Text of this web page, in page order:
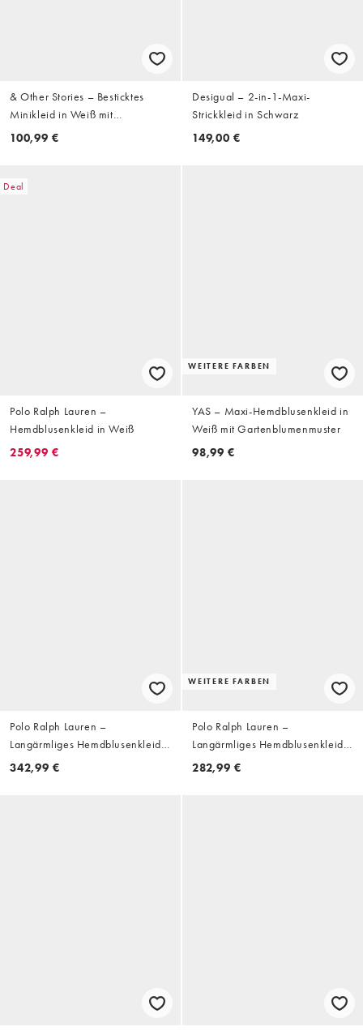
& Other Stories – Besticktes
Minikleid in Weiß mit
gebundener Vorderseite und
100,99 €
Desigual – 2-in-1-Maxi-
Strickkleid in Schwarz
149,00 €
Deal
Polo Ralph Lauren –
Hemdblusenkleid in Weiß
259,99 €
WEITERE FARBEN
YAS – Maxi-Hemdblusenkleid in
Weiß mit Gartenblumenmuster
98,99 €
Polo Ralph Lauren –
Langärmliges Hemdblusenkleid
für den Alltag aus Webstoff in
342,99 €
WEITERE FARBEN
Polo Ralph Lauren –
Langärmliges Hemdblusenkleid
für den Alltag aus Webstoff in
282,99 €